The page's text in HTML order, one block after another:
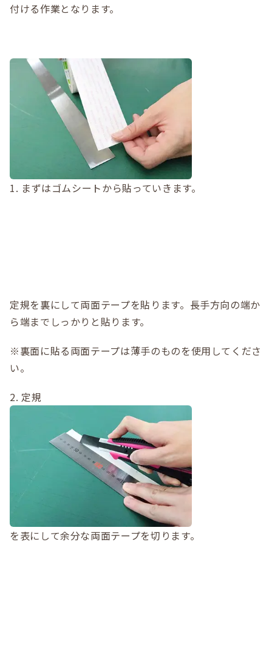
付ける作業となります。
1. まずはゴムシートから貼っていきます。
定規を裏にして両面テープを貼ります。長手方向の端か
ら端までしっかりと貼ります。
※裏面に貼る両面テープは薄手のものを使用してくださ
い。
2. 定規
を表にして余分な両面テープを切ります。